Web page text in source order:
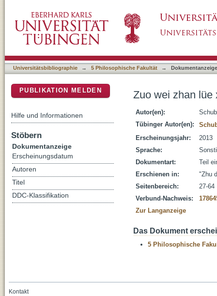
Universitätsbibliographie → 5 Philosophische Fakultät → Dokumentanzeige
Zuo wei zhan lüe
Autor(en):
Tübinger Autor(en):
Erscheinungsjahr:
2013
Sprache:
Dokumentart:
Teil
Erschienen in:
"Zhu
Seitenbereich:
27-64
Verbund-Nachweis:
Zur Langanzeige
Das Dokument
5 Philosophische
PUBLIKATION MELDEN
Hilfe und Informationen
Stöbern
Dokumentanzeige
Erscheinungsdatum
Autoren
Titel
DDC-Klassifikation
Kontakt